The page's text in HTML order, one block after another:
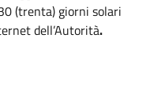
(trenta) giorni solari
dell’Autorità.